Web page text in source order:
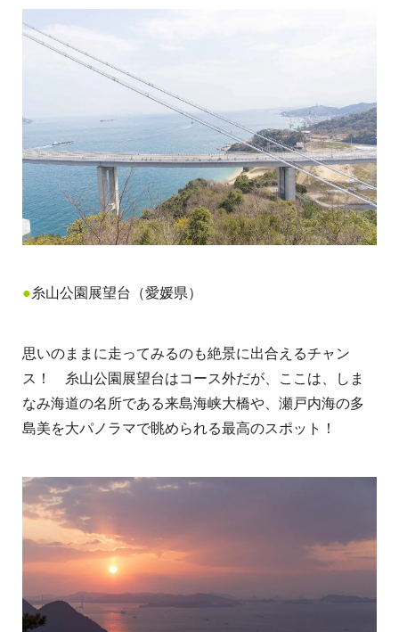
●糸山公園展望台（愛媛県）
思いのままに走ってみるのも絶景に出合えるチャン
ス！ 糸山公園展望台はコース外だが、ここは、しま
なみ海道の名所である来島海峡大橋や、瀬戸内海の多
島美を大パノラマで眺められる最高のスポット！